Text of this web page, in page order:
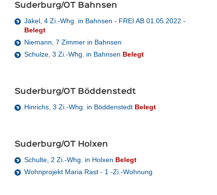
Suderburg/OT Bahnsen
Jäkel, 4 Zi.-Whg. in Bahnsen - FREI AB 01.05.2022 -
Belegt
Niemann, 7 Zimmer in Bahnsen
Schulze, 3 Zi.-Whg. in Bahnsen Belegt
Suderburg/OT Böddenstedt
Hinrichs, 3 Zi.-Whg. in Böddenstedt Belegt
Suderburg/OT Holxen
Schulte, 2 Zi.-Whg. in Holxen Belegt
Wohnprojekt Maria Rast - 1 -Zi.-Wohnung